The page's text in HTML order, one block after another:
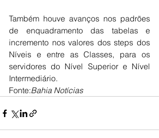
Também houve avanços nos padrões
de enquadramento das tabelas e
incremento nos valores dos steps dos
Níveis e entre as Classes, para os
servidores do Nível Superior e Nível
Intermediário.
Fonte:Bahia Notícias